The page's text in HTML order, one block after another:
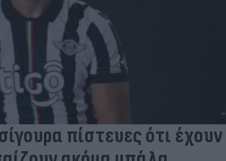
πίστευες ότι έχουν